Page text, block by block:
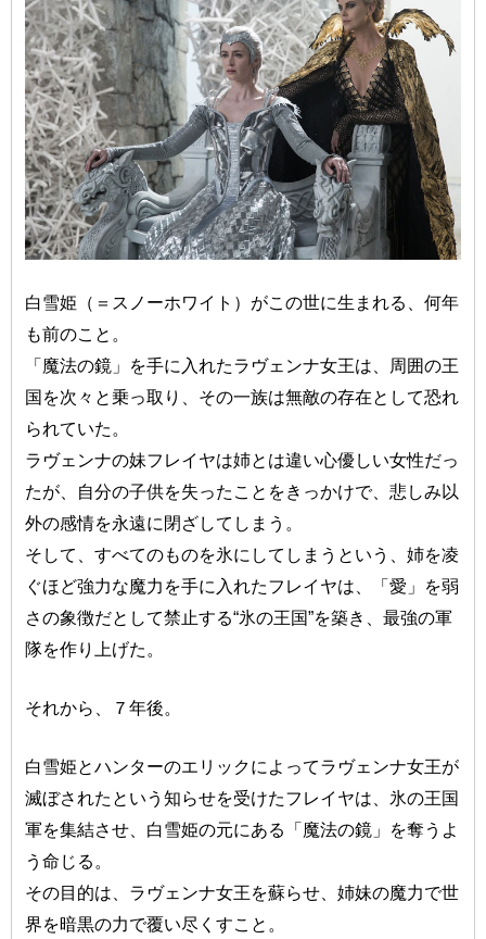
白雪姫（＝スノーホワイト）がこの世に生まれる、何年
も前のこと。
「魔法の鏡」を手に入れたラヴェンナ女王は、周囲の王
国を次々と乗っ取り、その一族は無敵の存在として恐れ
られていた。
ラヴェンナの妹フレイヤは姉とは違い心優しい女性だっ
たが、自分の子供を失ったことをきっかけで、悲しみ以
外の感情を永遠に閉ざしてしまう。
そして、すべてのものを氷にしてしまうという、姉を凌
ぐほど強力な魔力を手に入れたフレイヤは、「愛」を弱
さの象徴だとして禁止する“氷の王国”を築き、最強の軍
隊を作り上げた。
それから、７年後。
白雪姫とハンターのエリックによってラヴェンナ女王が
滅ぼされたという知らせを受けたフレイヤは、氷の王国
軍を集結させ、白雪姫の元にある「魔法の鏡」を奪うよ
う命じる。
その目的は、ラヴェンナ女王を蘇らせ、姉妹の魔力で世
界を暗黒の力で覆い尽くすこと。